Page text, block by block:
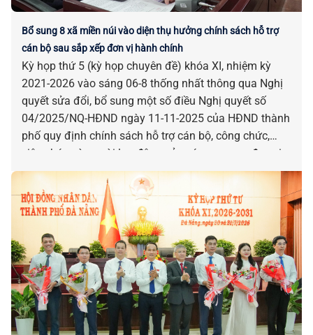
Bổ sung 8 xã miền núi vào diện thụ hưởng chính sách hỗ trợ
cán bộ sau sắp xếp đơn vị hành chính
Kỳ họp thứ 5 (kỳ họp chuyên đề) khóa XI, nhiệm kỳ
2021-2026 vào sáng 06-8 thống nhất thông qua Nghị
quyết sửa đổi, bổ sung một số điều Nghị quyết số
04/2025/NQ-HĐND ngày 11-11-2025 của HĐND thành
phố quy định chính sách hỗ trợ cán bộ, công chức,
viên chức và người lao động của các cơ quan, đơn vị
bị tác động, ảnh hưởng do sắp xếp đơn vị hành chính.